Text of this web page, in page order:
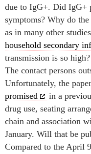
due to IgG+. Did IgG+
symptoms? Why do
as in many other
household secondary
transmission is so high?
The contact persons
Unfortunately, the
promised
in a
drug use, seating
chain and association
January. Will that be
Compared to the April